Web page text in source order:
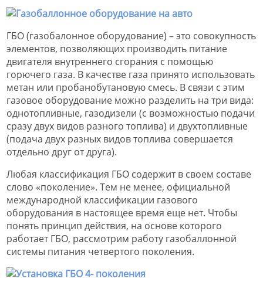
ГБО (газобалонное оборудование) – это совокупность
элементов, позволяющих производить питание
двигателя внутреннего сгорания с помощью
горючего газа. В качестве газа принято использовать
метан или пробанобутановую смесь. В связи с этим
газовое оборудование можно разделить на три вида:
однотопливные, газодизели (с возможностью подачи
сразу двух видов разного топлива) и двухтопливные
(подача двух разных видов топлива совершается
отдельно друг от друга).
Любая классификация ГБО содержит в своем составе
слово «поколение». Тем не менее, официальной
международной классификации газового
оборудования в настоящее время еще нет. Чтобы
понять принцип действия, на основе которого
работает ГБО, рассмотрим работу газобаллонной
системы питания четвертого поколения.